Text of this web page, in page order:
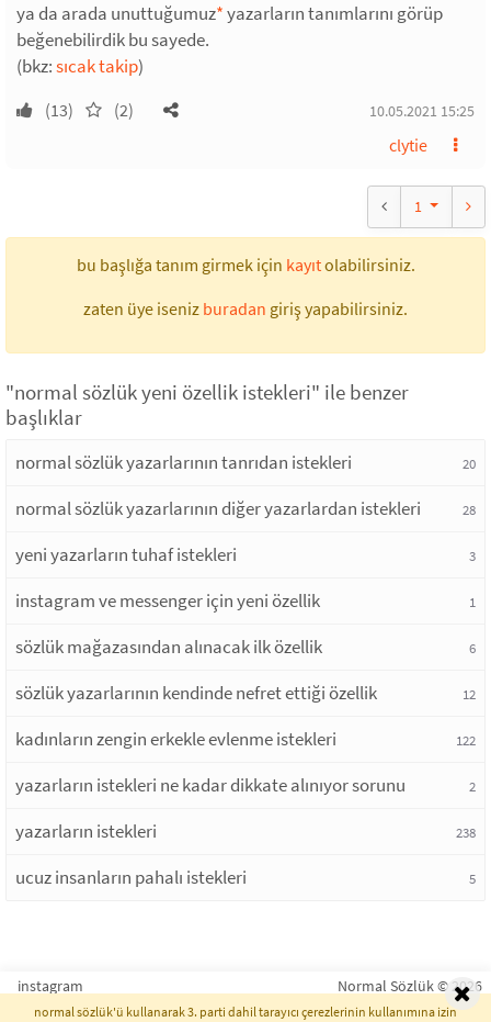
ya da arada unuttuğumuz*yazarların tanımlarını görüp
beğenebilirdik bu sayede.
(bkz:sıcak takip)
(13) (2) 10.05.2021 15:25
clytie
1
bu başlığa tanım girmek için kayıtolabilirsiniz.
zaten üye iseniz buradan giriş yapabilirsiniz.
"normal sözlük yeni özellik istekleri" ile benzer
başlıklar
normal sözlük yazarlarının tanrıdan istekleri 20
normal sözlük yazarlarının diğer yazarlardan istekleri 28
yeni yazarların tuhaf istekleri 3
instagram ve messenger için yeni özellik 1
sözlük mağazasından alınacak ilk özellik 6
sözlük yazarlarının kendinde nefret ettiği özellik 12
kadınların zengin erkekle evlenme istekleri 122
yazarların istekleri ne kadar dikkate alınıyor sorunu 2
yazarların istekleri 238
ucuz insanların pahalı istekleri 5
instagram Normal Sözlük © 2026
normal sözlük'ü kullanarak 3. parti dahil tarayıcı çerezlerinin kullanımına izin